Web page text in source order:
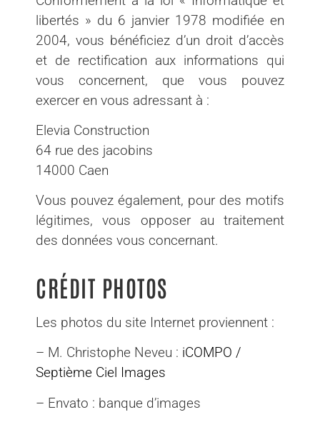
libertés » du 6 janvier 1978 modifiée en
2004, vous bénéficiez d’un droit d’accès
et de rectification aux informations qui
vous concernent, que vous pouvez
exercer en vous adressant à :
Elevia Construction
64 rue des jacobins
14000 Caen
Vous pouvez également, pour des motifs
légitimes, vous opposer au traitement
des données vous concernant.
CRÉDIT PHOTOS
Les photos du site Internet proviennent :
– M. Christophe Neveu : iCOMPO /
Septième Ciel Images
– Envato : banque d’images